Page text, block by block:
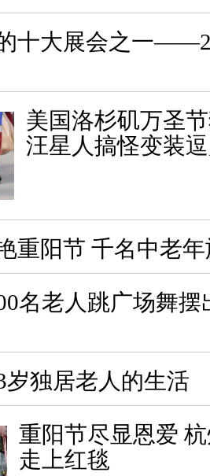
十大展会之一
美国洛杉矶万圣
汪星人搞怪变装
重阳节 千名中老
名老人跳广场舞摆
岁独居老人的生活
重阳节尽显恩爱
走上红毯